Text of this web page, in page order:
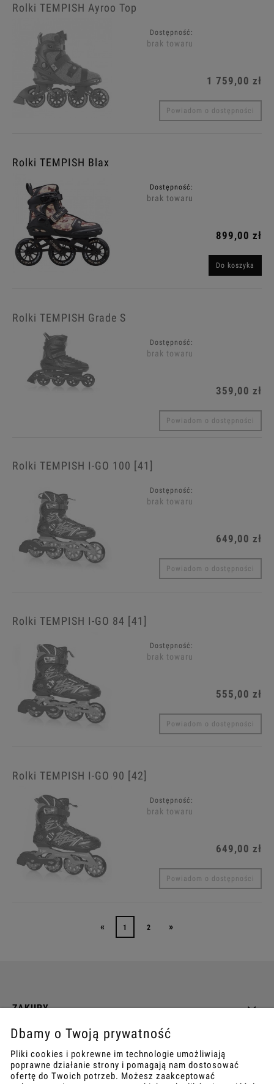
Rolki TEMPISH Ayroo Top
Dostępność:
brak towaru
1 759,00 zł
Powiadom o dostępności
Rolki TEMPISH Blax
Dostępność:
brak towaru
899,00 zł
Do koszyka
Rolki TEMPISH Grade S
Dostępność:
brak towaru
359,00 zł
Powiadom o dostępności
Rolki TEMPISH I-GO 100 [41]
Dostępność:
brak towaru
649,00 zł
Powiadom o dostępności
Rolki TEMPISH I-GO 84 [41]
Dostępność:
brak towaru
555,00 zł
Powiadom o dostępności
Rolki TEMPISH I-GO 90 [42]
Dostępność:
brak towaru
649,00 zł
Powiadom o dostępności
« 1 2 »
ZAKUPY
INFO
REGULAMINY
Dbamy o Twoją prywatność
Pliki cookies i pokrewne im technologie umożliwiają
poprawne działanie strony i pomagają nam dostosować
ofertę do Twoich potrzeb. Możesz zaakceptować